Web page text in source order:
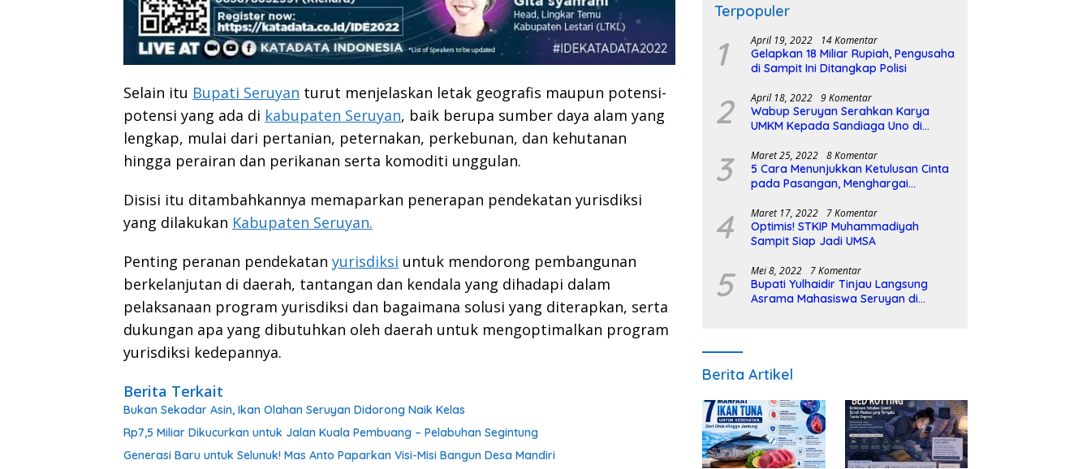
Selain itu Bupati Seruyan turut menjelaskan letak geografis maupun potensi-
potensi yang ada di kabupaten Seruyan, baik berupa sumber daya alam yang
lengkap, mulai dari pertanian, peternakan, perkebunan, dan kehutanan
hingga perairan dan perikanan serta komoditi unggulan.
Disisi itu ditambahkannya memaparkan penerapan pendekatan yurisdiksi
yang dilakukan Kabupaten Seruyan.
Penting peranan pendekatan yurisdiksi untuk mendorong pembangunan
berkelanjutan di daerah, tantangan dan kendala yang dihadapi dalam
pelaksanaan program yurisdiksi dan bagaimana solusi yang diterapkan, serta
dukungan apa yang dibutuhkan oleh daerah untuk mengoptimalkan program
yurisdiksi kedepannya.
Berita Terkait
Bukan Sekadar Asin, Ikan Olahan Seruyan Didorong Naik Kelas
Rp7,5 Miliar Dikucurkan untuk Jalan Kuala Pembuang – Pelabuhan Segintung
Generasi Baru untuk Selunuk! Mas Anto Paparkan Visi-Misi Bangun Desa Mandiri
Terpopuler
1 April 19, 2022 14 Komentar
Gelapkan 18 Miliar Rupiah, Pengusaha
di Sampit Ini Ditangkap Polisi
2 April 18, 2022 9 Komentar
Wabup Seruyan Serahkan Karya
UMKM Kepada Sandiaga Uno di
3 Maret 25, 2022 8 Komentar
5 Cara Menunjukkan Ketulusan Cinta
pada Pasangan, Menghargai
4 Maret 17, 2022 7 Komentar
Optimis! STKIP Muhammadiyah
Sampit Siap Jadi UMSA
5 Mei 8, 2022 7 Komentar
Bupati Yulhaidir Tinjau Langsung
Asrama Mahasiswa Seruyan di
Berita Artikel